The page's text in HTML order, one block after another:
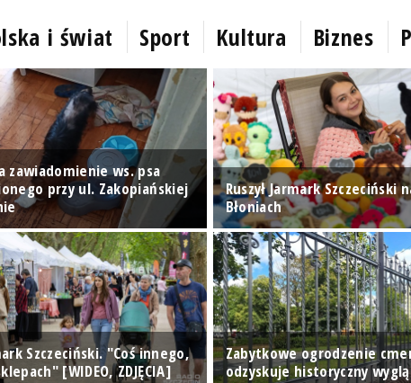
i świat Sport Kultura Biznes
zawiadomienie ws. psa
przy ul. Zakopiańskiej
Ruszył Jarmark Szczeciński
Błoniach
Szczeciński. "Coś innego,
[WIDEO, ZDJĘCIA]
Zabytkowe ogrodzenie
odzyskuje historyczny